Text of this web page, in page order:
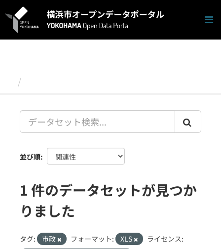
キ
並び順
1 件のデータセットが見つか
りました
タグ: 市政 フォーマット: XLS
ライセンス: